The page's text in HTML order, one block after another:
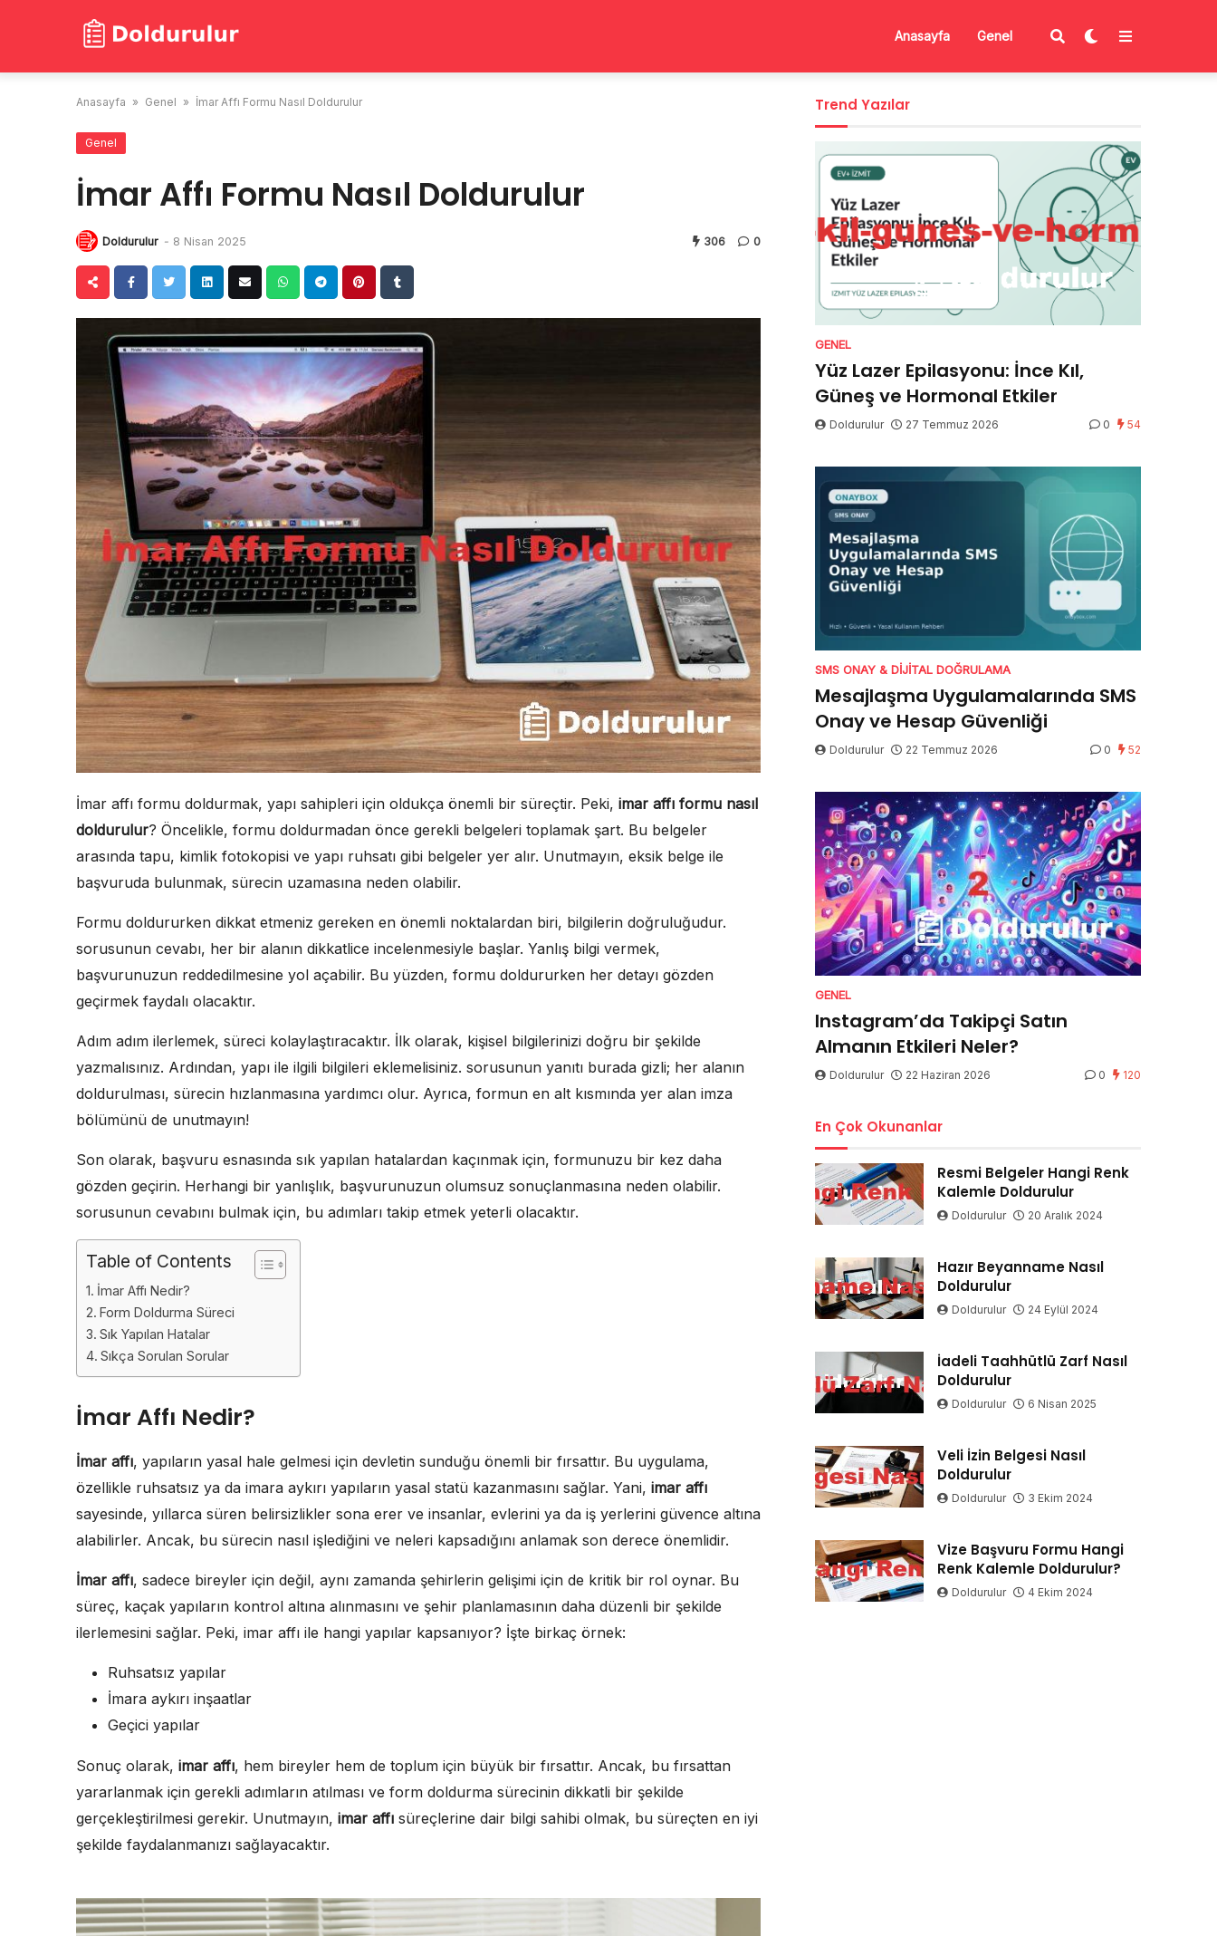
Anasayfa Genel
Anasayfa » Genel » İmar Affı Formu Nasıl Doldurulur
Genel
İmar Affı Formu Nasıl Doldurulur
Doldurulur - 8 Nisan 2025 306 0
İmar affı formu doldurmak, yapı sahipleri için oldukça önemli bir süreçtir. Peki, imar affı formu nasıl
doldurulur? Öncelikle, formu doldurmadan önce gerekli belgeleri toplamak şart. Bu belgeler
arasında tapu, kimlik fotokopisi ve yapı ruhsatı gibi belgeler yer alır. Unutmayın, eksik belge ile
başvuruda bulunmak, sürecin uzamasına neden olabilir.
Formu doldururken dikkat etmeniz gereken en önemli noktalardan biri, bilgilerin doğruluğudur.
sorusunun cevabı, her bir alanın dikkatlice incelenmesiyle başlar. Yanlış bilgi vermek,
başvurunuzun reddedilmesine yol açabilir. Bu yüzden, formu doldururken her detayı gözden
geçirmek faydalı olacaktır.
Adım adım ilerlemek, süreci kolaylaştıracaktır. İlk olarak, kişisel bilgilerinizi doğru bir şekilde
yazmalısınız. Ardından, yapı ile ilgili bilgileri eklemelisiniz. sorusunun yanıtı burada gizli; her alanın
doldurulması, sürecin hızlanmasına yardımcı olur. Ayrıca, formun en alt kısmında yer alan imza
bölümünü de unutmayın!
Son olarak, başvuru esnasında sık yapılan hatalardan kaçınmak için, formunuzu bir kez daha
gözden geçirin. Herhangi bir yanlışlık, başvurunuzun olumsuz sonuçlanmasına neden olabilir.
sorusunun cevabını bulmak için, bu adımları takip etmek yeterli olacaktır.
Table of Contents
İmar Affı Nedir?
Form Doldurma Süreci
Sık Yapılan Hatalar
Sıkça Sorulan Sorular
İmar Affı Nedir?
İmar affı, yapıların yasal hale gelmesi için devletin sunduğu önemli bir fırsattır. Bu uygulama,
özellikle ruhsatsız ya da imara aykırı yapıların yasal statü kazanmasını sağlar. Yani, imar affı
sayesinde, yıllarca süren belirsizlikler sona erer ve insanlar, evlerini ya da iş yerlerini güvence altına
alabilirler. Ancak, bu sürecin nasıl işlediğini ve neleri kapsadığını anlamak son derece önemlidir.
İmar affı, sadece bireyler için değil, aynı zamanda şehirlerin gelişimi için de kritik bir rol oynar. Bu
süreç, kaçak yapıların kontrol altına alınmasını ve şehir planlamasının daha düzenli bir şekilde
ilerlemesini sağlar. Peki, imar affı ile hangi yapılar kapsanıyor? İşte birkaç örnek:
Ruhsatsız yapılar
İmara aykırı inşaatlar
Geçici yapılar
Sonuç olarak, imar affı, hem bireyler hem de toplum için büyük bir fırsattır. Ancak, bu fırsattan
yararlanmak için gerekli adımların atılması ve form doldurma sürecinin dikkatli bir şekilde
gerçekleştirilmesi gerekir. Unutmayın, imar affı süreçlerine dair bilgi sahibi olmak, bu süreçten en iyi
şekilde faydalanmanızı sağlayacaktır.
Trend Yazılar
GENEL
Yüz Lazer Epilasyonu: İnce Kıl,
Güneş ve Hormonal Etkiler
Doldurulur 27 Temmuz 2026 0 54
SMS ONAY & DIJITAL DOĞRULAMA
Mesajlaşma Uygulamalarında SMS
Onay ve Hesap Güvenliği
Doldurulur 22 Temmuz 2026 0 52
GENEL
Instagram’da Takipçi Satın
Almanın Etkileri Neler?
Doldurulur 22 Haziran 2026 0 120
En Çok Okunanlar
Resmi Belgeler Hangi Renk
Kalemle Doldurulur
Doldurulur 20 Aralık 2024
Hazır Beyanname Nasıl
Doldurulur
Doldurulur 24 Eylül 2024
İadeli Taahhütlü Zarf Nasıl
Doldurulur
Doldurulur 6 Nisan 2025
Veli İzin Belgesi Nasıl
Doldurulur
Doldurulur 3 Ekim 2024
Vize Başvuru Formu Hangi
Renk Kalemle Doldurulur?
Doldurulur 4 Ekim 2024